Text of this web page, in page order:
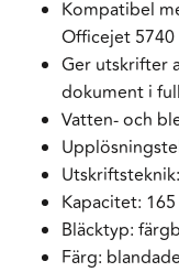
Kompatibel
Officejet 5740
Ger utskrifter
dokument i
Vatten- och
Kapacitet:
Bläcktyp:
Färg: blandade